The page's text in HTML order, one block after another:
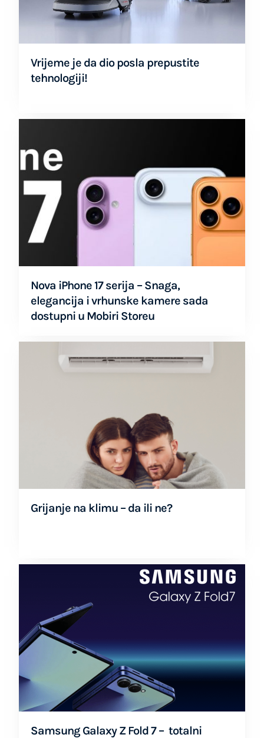
Vrijeme je da dio posla prepustite
tehnologiji!
Nova iPhone 17 serija – Snaga,
elegancija i vrhunske kamere sada
dostupni u Mobiri Storeu
Grijanje na klimu – da ili ne?
Samsung Galaxy Z Fold 7 – totalni